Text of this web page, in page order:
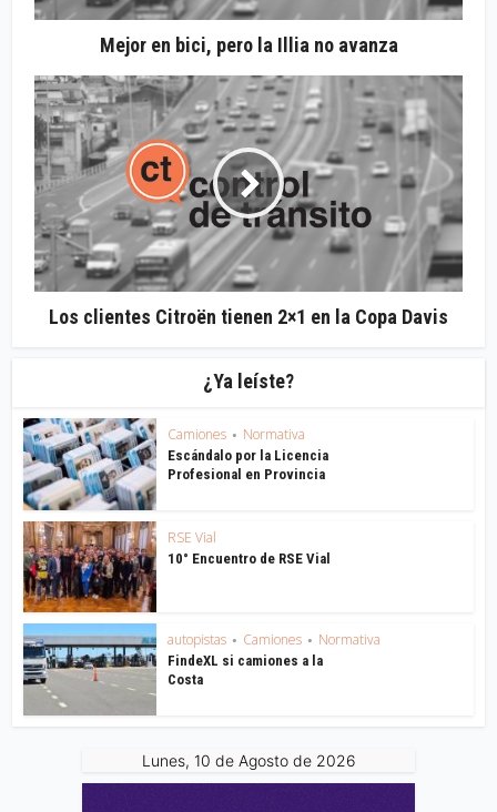
Mejor en bici, pero la Illia no avanza
Los clientes Citroën tienen 2×1 en la Copa Davis
¿Ya leíste?
Camiones • Normativa
Escándalo por la Licencia
Profesional en Provincia
RSE Vial
10° Encuentro de RSE Vial
autopistas • Camiones • Normativa
FindeXL si camiones a la
Costa
Lunes, 10 de Agosto de 2026